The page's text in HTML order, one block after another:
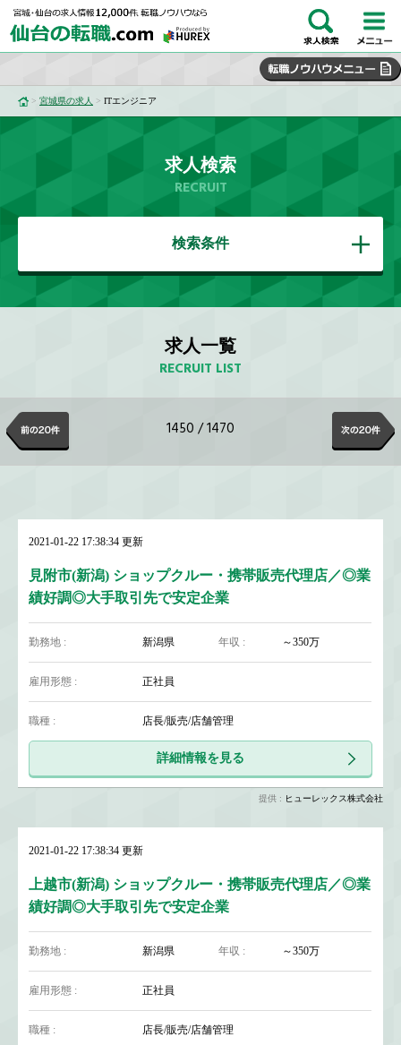
> 宮城県の求人 > ITエンジニア
求人検索
RECRUIT
検索条件
求人一覧
RECRUIT LIST
1450 / 1470
2021-01-22 17:38:34 更新
見附市(新潟) ショップクルー・携帯販売代理店／◎業
績好調◎大手取引先で安定企業
勤務地 : 新潟県 年収 : ～350万
雇用形態 : 正社員
職種 : 店長/販売/店舗管理
詳細情報を見る
提供 : ヒューレックス株式会社
2021-01-22 17:38:34 更新
上越市(新潟) ショップクルー・携帯販売代理店／◎業
績好調◎大手取引先で安定企業
勤務地 : 新潟県 年収 : ～350万
雇用形態 : 正社員
職種 : 店長/販売/店舗管理